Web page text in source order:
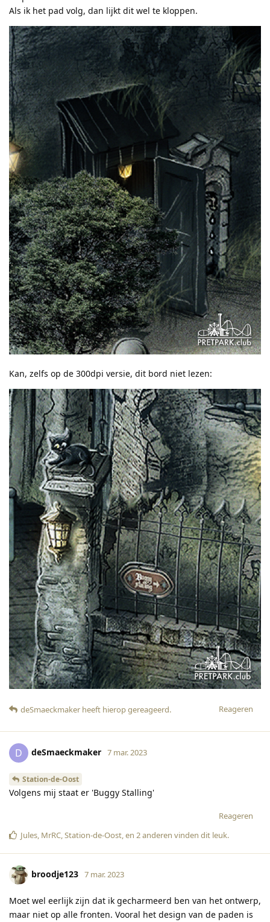
Als ik het pad volg, dan lijkt dit wel te kloppen.
Kan, zelfs op de 300dpi versie, dit bord niet lezen:
Reageren
deSmaeckmaker heeft hierop gereageerd.
D deSmaeckmaker 7 mar. 2023
Station-de-Oost
Volgens mij staat er 'Buggy Stalling'
Reageren
Jules, MrRC,Station-de-Oost, en 2anderen vinden dit leuk.
broodje123 7 mar. 2023
Moet wel eerlijk zijn dat ik gecharmeerd ben van het ontwerp,
maar niet op alle fronten. Vooral het design van de paden is